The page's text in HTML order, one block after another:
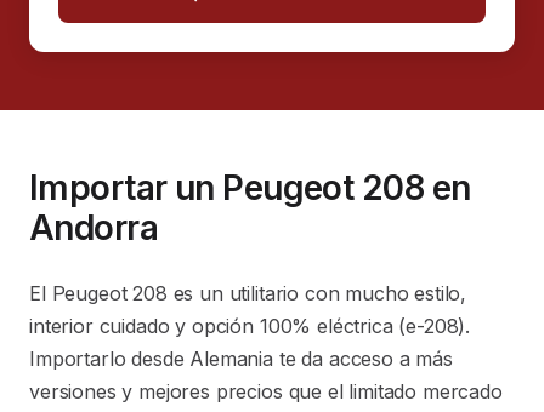
Importar un Peugeot 208 en
Andorra
El Peugeot 208 es un utilitario con mucho estilo,
interior cuidado y opción 100% eléctrica (e-208).
Importarlo desde Alemania te da acceso a más
versiones y mejores precios que el limitado mercado